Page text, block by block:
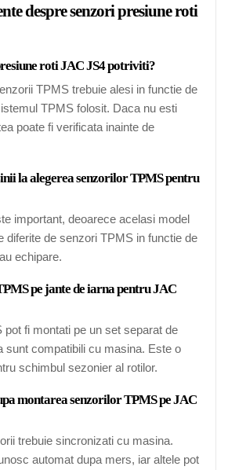
despre senzori presiune roti
roti JAC JS4 potriviti?
TPMS trebuie alesi in functie de
TPMS folosit. Daca nu esti
poate fi verificata inainte de
la alegerea senzorilor TPMS pentru
important, deoarece acelasi model
diferite de senzori TPMS in functie de
echipare.
pe jante de iarna pentru JAC
pot fi montati pe un set separat de
sunt compatibili cu masina. Este o
schimbul sezonier al rotilor.
montarea senzorilor TPMS pe JAC
trebuie sincronizati cu masina.
automat dupa mers, iar altele pot